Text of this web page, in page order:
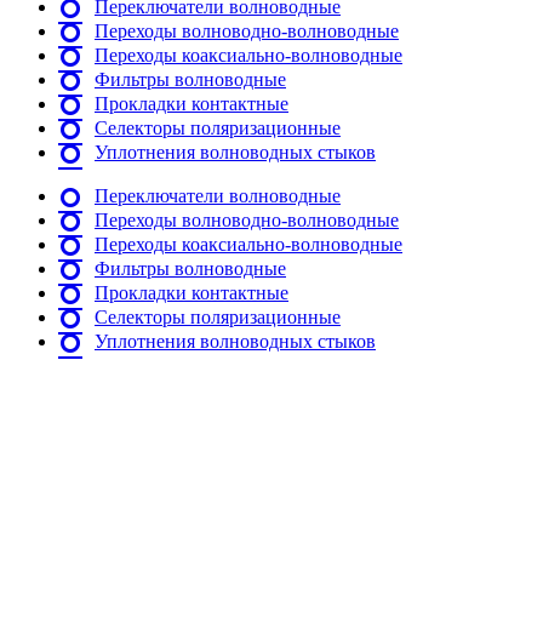
Переключатели волноводные
Переходы волноводно-волноводные
Переходы коаксиально-волноводные
Фильтры волноводные
Прокладки контактные
Селекторы поляризационные
Уплотнения волноводных стыков
Переключатели волноводные
Переходы волноводно-волноводные
Переходы коаксиально-волноводные
Фильтры волноводные
Прокладки контактные
Селекторы поляризационные
Уплотнения волноводных стыков